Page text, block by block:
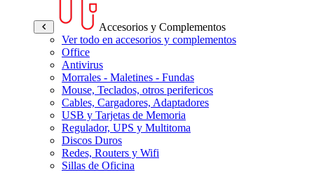
Accesorios y Complementos
Ver todo en accesorios y complementos
Office
Antivirus
Morrales - Maletines - Fundas
Mouse, Teclados, otros perifericos
Cables, Cargadores, Adaptadores
USB y Tarjetas de Memoria
Regulador, UPS y Multitoma
Discos Duros
Redes, Routers y Wifi
Sillas de Oficina